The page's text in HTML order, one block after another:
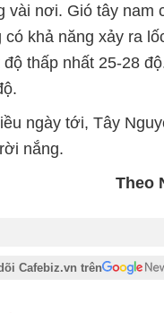
vài nơi. Gió tây nam
khả năng xảy ra
thấp nhất 25-28
ngày tới, Tây
nắng.
Theo
Cafebiz.vn trên